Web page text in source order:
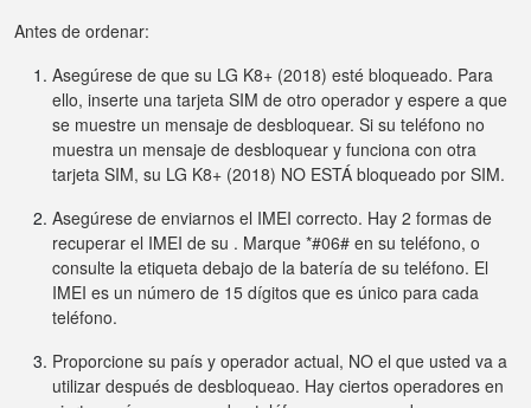
Antes de ordenar:
Asegúrese de que su LG K8+ (2018) esté bloqueado. Para
ello, inserte una tarjeta SIM de otro operador y espere a que
se muestre un mensaje de desbloquear. Si su teléfono no
muestra un mensaje de desbloquear y funciona con otra
tarjeta SIM, su LG K8+ (2018) NO ESTÁ bloqueado por SIM.
Asegúrese de enviarnos el IMEI correcto. Hay 2 formas de
recuperar el IMEI de su . Marque *#06# en su teléfono, o
consulte la etiqueta debajo de la batería de su teléfono. El
IMEI es un número de 15 dígitos que es único para cada
teléfono.
Proporcione su país y operador actual, NO el que usted va a
utilizar después de desbloqueao. Hay ciertos operadores en